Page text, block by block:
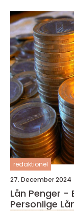
redaktionel
27. December 2024
Lån Penger -
Personlige